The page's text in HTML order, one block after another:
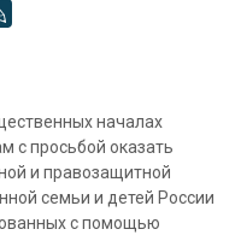
началах
с просьбой оказать
и правозащитной
семьи и детей России
с помощью